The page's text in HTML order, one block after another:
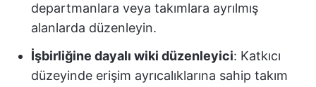
departmanlara veya takımlara ayrılmış
alanlarda düzenleyin.
İşbirliğine dayalı wiki düzenleyici: Katkıcı
düzeyinde erişim ayrıcalıklarına sahip takım